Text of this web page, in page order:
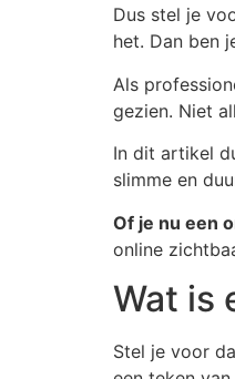
Dus stel je
het. Dan ben
Als
gezien. Niet
In dit artikel
slimme en
Of je nu een
online
Wat is
Stel je voor